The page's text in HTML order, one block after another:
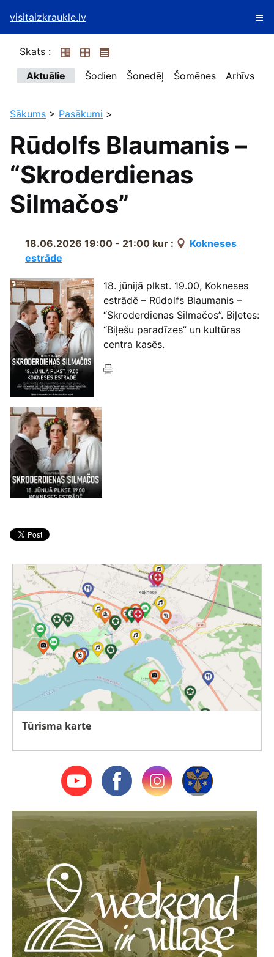
visitaizkraukle.lv
Skats :
Aktuālie
Šodien Šonedēļ Šomēnes Arhīvs
Sākums > Pasākumi >
Rūdolfs Blaumanis –
“Skroderdienas
Silmačos”
18.06.2026 19:00 - 21:00 kur :
Kokneses
estrāde
18. jūnijā plkst. 19.00, Kokneses
estrādē – Rūdolfs Blaumanis –
“Skroderdienas Silmačos”. Biļetes:
“Biļešu paradīzes” un kultūras
centra kasēs.
Tūrisma karte